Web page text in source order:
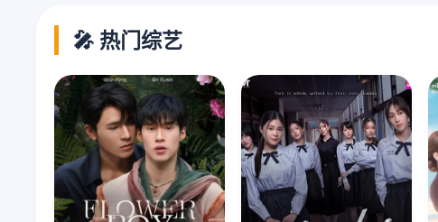
🎤 热门综艺